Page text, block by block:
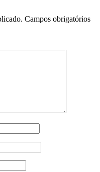
Campos obrigatórios